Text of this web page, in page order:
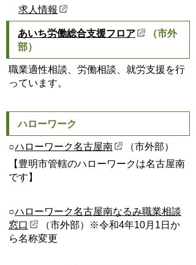
求人情報
あいち労働総合支援フロア
（市外
部）
職業適性相談、労働相談、就労支援を行
っています。
ハローワーク
○ハローワーク名古屋南
（市外部）
【豊明市管轄のハローワークは名古屋南
です】
○ハローワーク名古屋南なるみ職業相談
窓口
（市外部）※令和4年10月1日か
ら名称変更